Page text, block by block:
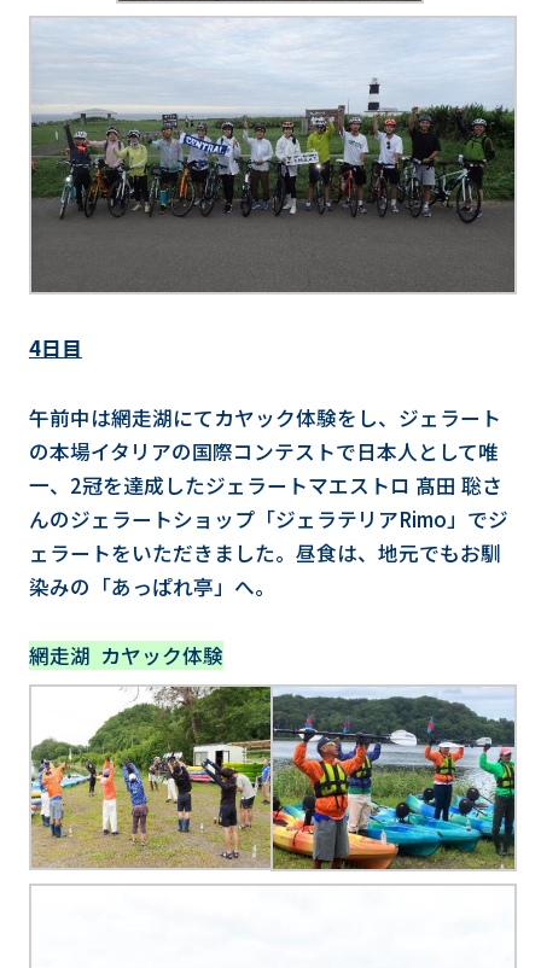
4日目
午前中は網走湖にてカヤック体験をし、ジェラート
の本場イタリアの国際コンテストで日本人として唯
一、2冠を達成したジェラートマエストロ 髙田 聡さ
んのジェラートショップ「ジェラテリアRimo」でジ
ェラートをいただきました。昼食は、地元でもお馴
染みの「あっぱれ亭」へ。
網走湖 カヤック体験